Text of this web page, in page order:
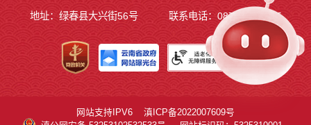
地址：绿春县大兴街56号 联系电话：0873-4221495
网站支持IPV6
滇ICP备2022007609号